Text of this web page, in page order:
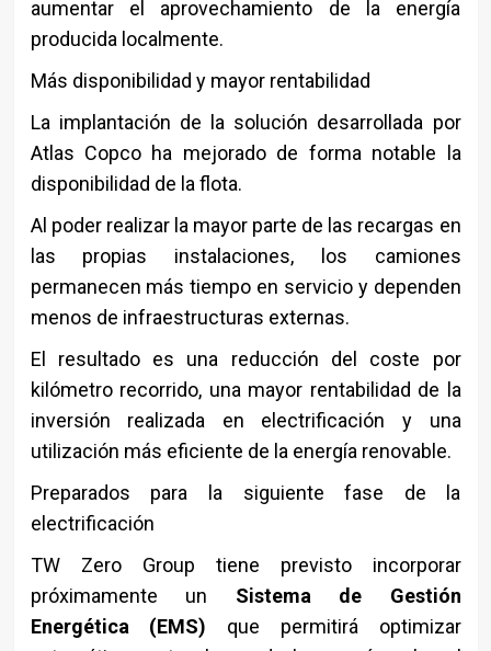
aumentar el aprovechamiento de la energía
producida localmente.
Más disponibilidad y mayor rentabilidad
La implantación de la solución desarrollada por
Atlas Copco ha mejorado de forma notable la
disponibilidad de la flota.
Al poder realizar la mayor parte de las recargas en
las propias instalaciones, los camiones
permanecen más tiempo en servicio y dependen
menos de infraestructuras externas.
El resultado es una reducción del coste por
kilómetro recorrido, una mayor rentabilidad de la
inversión realizada en electrificación y una
utilización más eficiente de la energía renovable.
Preparados para la siguiente fase de la
electrificación
TW Zero Group tiene previsto incorporar
próximamente un Sistema de Gestión
Energética (EMS) que permitirá optimizar